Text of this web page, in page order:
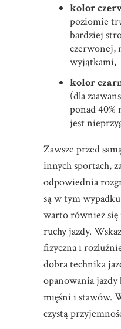
kolor
poziomie
bardziej
czerwonej,
wyjątkami,
kolor
(dla
ponad 40%
jest
Zawsze przed
innych sportach,
odpowiednia
są w tym
warto również
ruchy jazdy.
fizyczna i
dobra technika
opanowania jazdy
mięśni i stawów.
czystą